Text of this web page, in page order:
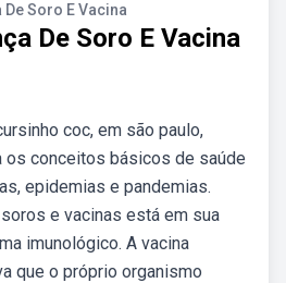
Soro E Vacina
De Soro E Vacina
coc, em são paulo,
os conceitos básicos de saúde
epidemias e pandemias.
e vacinas está em sua
imunológico. A vacina
que o próprio organismo